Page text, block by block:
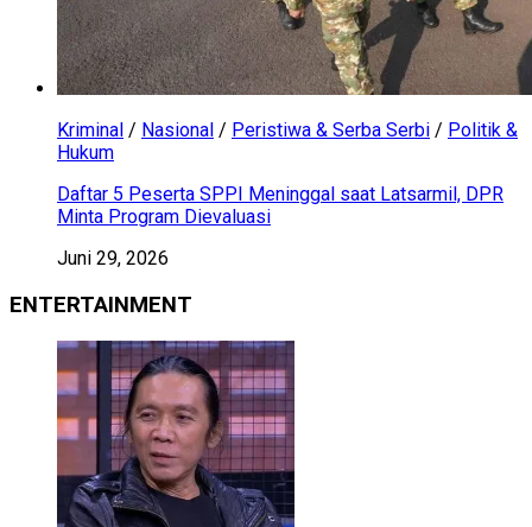
Kriminal / Nasional / Peristiwa & Serba Serbi / Politik &
Hukum
Daftar 5 Peserta SPPI Meninggal saat Latsarmil, DPR
Minta Program Dievaluasi
Juni 29, 2026
ENTERTAINMENT